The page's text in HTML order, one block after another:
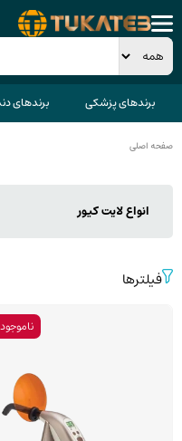
برندهای پزشکی برندهای
صفحه اصلی
انواع لایت کیور
فیلترها
ناموجود